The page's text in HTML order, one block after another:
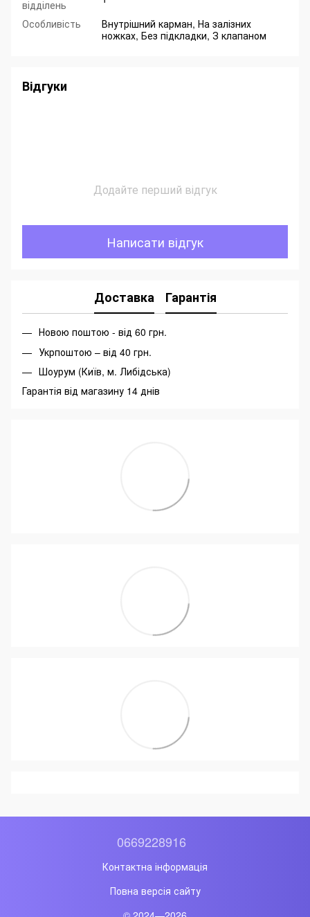
відділень
Особливість
Внутрішний карман, На залізних
ножках, Без підкладки, З клапаном
Відгуки
Додайте перший відгук
Написати відгук
Доставка Гарантія
Новою поштою - від 60 грн.
Укрпоштою – від 40 грн.
Шоурум (Київ, м. Либідська)
Гарантія від магазину 14 днів
0669228916
Контактна інформація
Повна версія сайту